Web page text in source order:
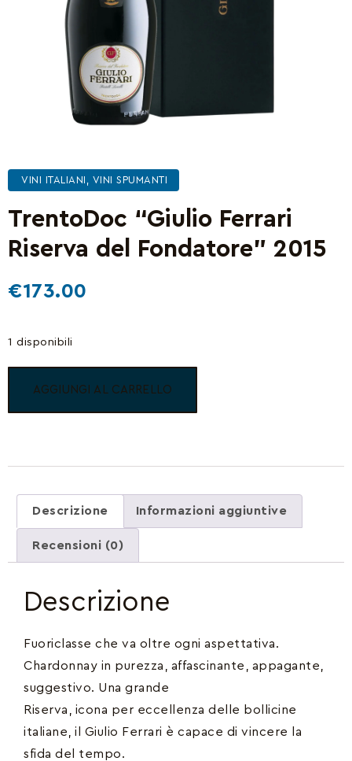
VINI ITALIANI VINI SPUMANTI
TrentoDoc “Giulio Ferrari
Riserva del Fondatore” 2015
€173.00
1 disponibili
AGGIUNGI AL CARRELLO
Descrizione Informazioni aggiuntive
Recensioni (0)
Descrizione
Fuoriclasse che va oltre ogni aspettativa.
Chardonnay in purezza, affascinante, appagante,
suggestivo. Una grande
Riserva, icona per eccellenza delle bollicine
italiane, il Giulio Ferrari è capace di vincere la
sfida del tempo.